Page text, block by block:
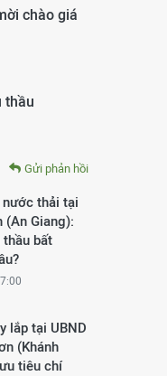
chào giá
thầu
Gửi phản hồi
nước thải tại
(An Giang):
thầu bất
lắp tại UBND
(Khánh
tiêu chí